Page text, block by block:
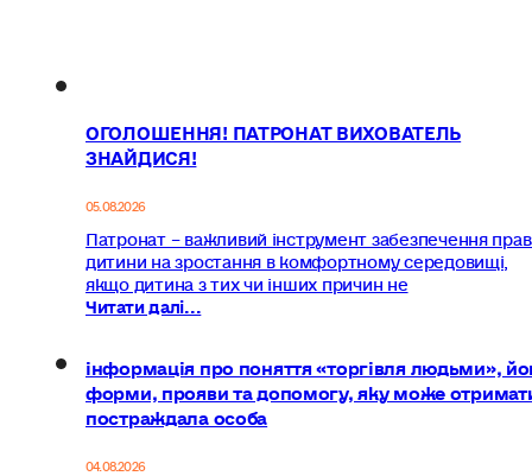
ОГОЛОШЕННЯ! ПАТРОНАТ ВИХОВАТЕЛЬ
ЗНАЙДИСЯ!
05.08.2026
Патронат – важливий інструмент забезпечення
дитини на зростання в комфортному середовищі,
якщо дитина з тих чи інших причин не
Читати далі...
інформація про поняття «торгівля людьми»,
форми, прояви та допомогу, яку може
постраждала особа
04.08.2026